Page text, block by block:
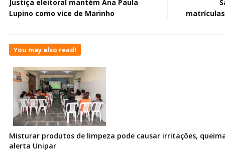
Justiça eleitoral mantém Ana Paula
Lupino como vice de Marinho
You may also read!
Misturar produtos de limpeza pode causar irritações,
alerta Unipar